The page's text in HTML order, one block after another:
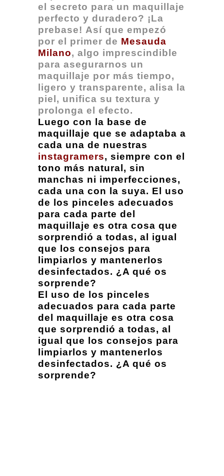
el secreto para un maquillaje
perfecto y duradero? ¡La
prebase! Así que empezó
por el primer de Mesauda
Milano, algo imprescindible
para asegurarnos un
maquillaje por más tiempo,
ligero y transparente, alisa la
piel, unifica su textura y
prolonga el efecto.
Luego con la base de
maquillaje que se adaptaba a
cada una de nuestras
instagramers, siempre con el
tono más natural, sin
manchas ni imperfecciones,
cada una con la suya. El uso
de los pinceles adecuados
para cada parte del
maquillaje es otra cosa que
sorprendió a todas, al igual
que los consejos para
limpiarlos y mantenerlos
desinfectados. ¿A qué os
sorprende?
El uso de los pinceles
adecuados para cada parte
del maquillaje es otra cosa
que sorprendió a todas, al
igual que los consejos para
limpiarlos y mantenerlos
desinfectados. ¿A qué os
sorprende?